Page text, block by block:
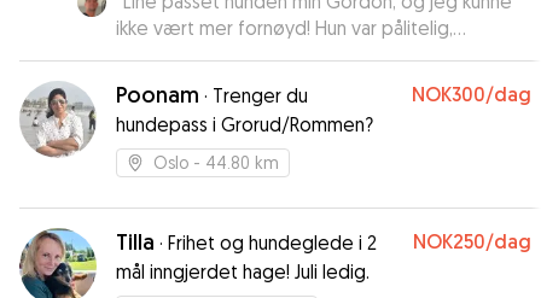
ikke vært mer fornøyd! Hun var pålitelig,
omsorgsfull og hadde tydeligvis en god kjemi
med Gordon fra første stund. Jeg følte meg
helt trygg på at han var i gode hender, og det
var tydelig at han trivdes godt hos henne. Jeg
kan varmt anbefale Line til alle som trenger en
Poonam · Trenger du
hundepass i Grorud/Rommen?
NOK300/dag
Oslo - 44.80 km
Tilla · Frihet og hundeglede i 2
mål inngjerdet hage! Juli ledig.
NOK250/dag